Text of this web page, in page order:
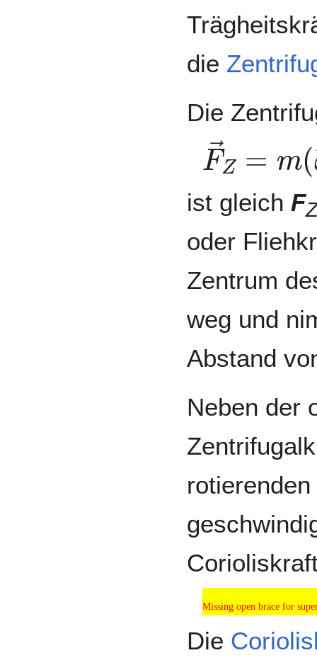
die
Die
F→ m
ist gleich F
oder
Zentrum
weg und
Abstand
Neben der
Missing open brace for
Die